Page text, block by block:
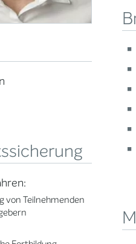
von Teilnehmenden